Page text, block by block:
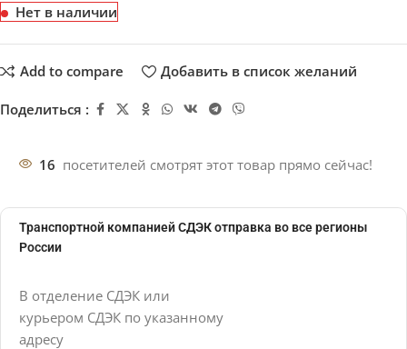
Нет в наличии
Add to compare Добавить в список желаний
Поделиться :
16 посетителей смотрят этот товар прямо сейчас!
Транспортной компанией СДЭК отправка во все регионы
России
В отделение СДЭК или
курьером СДЭК по указанному
адресу